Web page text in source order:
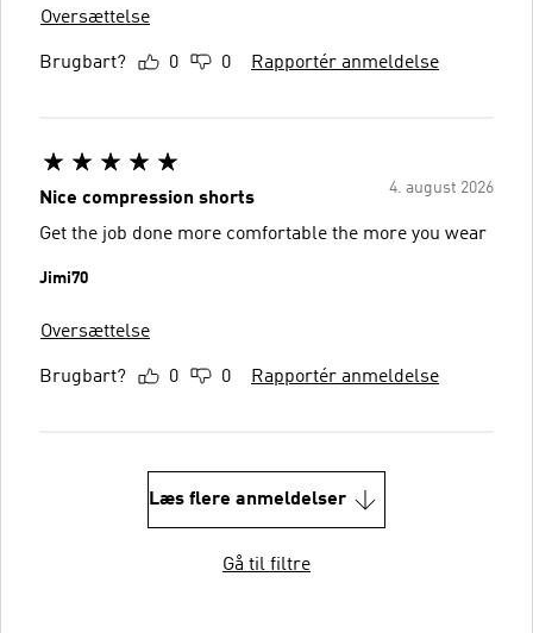
Oversættelse
Brugbart? 0 0 Rapportér anmeldelse
4. august 2026
Nice compression shorts
Get the job done more comfortable the more you wear
Jimi70
Oversættelse
Brugbart? 0 0 Rapportér anmeldelse
Læs flere anmeldelser
Gå til filtre